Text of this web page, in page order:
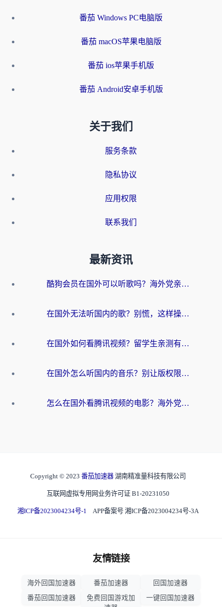
番茄 Windows PC电脑版
番茄 macOS苹果电脑版
番茄 ios苹果手机版
番茄 Android安卓手机版
关于我们
服务条款
隐私协议
应用权限
联系我们
最新资讯
酷狗会员在国外可以听歌吗？海外党亲测有效：3步解决音乐权限难题
在国外无法听国内的歌？别慌，这样操作就能畅听QQ音乐（附亲测加速器推荐）
在国外如何看腾讯视频？留学生亲测有效的回国加速方案
在国外怎么听国内的音乐？别让版权限制断了你的华语歌单
怎么在国外看腾讯视频的电影？海外党亲测有效的回国加速指南
Copyright © 2023 番茄加速器 湖南精准量科技有限公司
互联网虚拟专用网业务许可证 B1-20231050
湘ICP备2023004234号-1 APP备案号 湘ICP备2023004234号-3A
友情链接
海外回国加速器 番茄加速器
回国加速器
番茄回国加速器
免费回国游戏加
一键回国加速器